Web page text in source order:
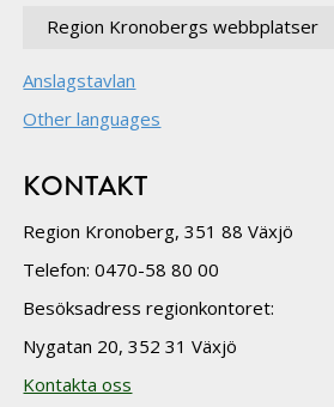
Region Kronobergs webbplatser
Anslagstavlan
Other languages
KONTAKT
Region Kronoberg, 351 88 Växjö
Telefon: 0470-58 80 00
Besöksadress regionkontoret:
Nygatan 20, 352 31 Växjö
Kontakta oss